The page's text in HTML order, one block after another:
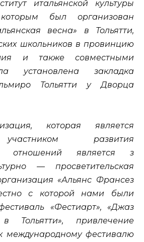
итальянской культуры
был организован
весна» в Тольятти,
школьников в провинцию
и также совместными
установлена закладка
Тольятти у Дворца
которая является
развития
отношений является з
— просветительская
«Альянс Франсез
с которой нами были
«Фестиарт», «Джаз
привлечение
международному фестивалю